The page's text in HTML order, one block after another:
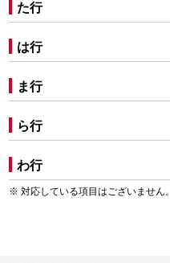
た行
は行
ま行
ら行
わ行
対応している項目はございません。